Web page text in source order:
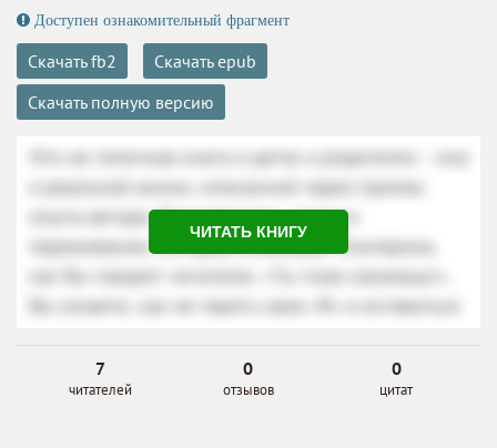
Доступен ознакомительный фрагмент
Скачать fb2
Скачать epub
Скачать полную версию
ЧИТАТЬ КНИГУ
7
читателей
0
отзывов
0
цитат